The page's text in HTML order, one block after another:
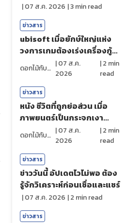
|07 ส.ค. 2026 |3min read
ข่าวสาร
ubisoft เมื่อยักษ์ใหญ่แห่ง
วงการเกมต้องเร่งเครื่องกู้
ศรัทธา
ดอกไม้กับสายน้ำ |07 ส.ค.
2026
|2 min
read
ข่าวสาร
หนัง ชีวิตที่ถูกย่อส่วน เมื่อ
ภาพยนตร์เป็นกระจกเงา
สะท้อนตัวตน
ดอกไม้กับสายน้ำ |07 ส.ค.
2026
|2 min
read
ข่าวสาร
ข่าววันนี้ อัปเดตไวไม่พอ ต้อง
รู้จักวิเคราะห์ก่อนเชื่อและแชร์
|07 ส.ค. 2026 |2 min read
ข่าวสาร